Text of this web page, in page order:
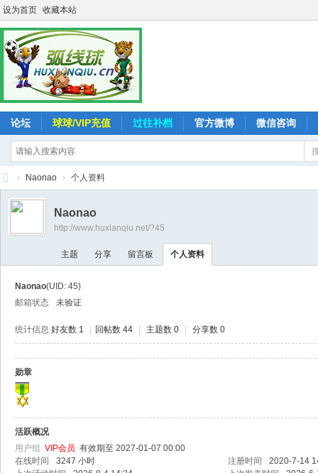
设为首页 收藏本站
论坛 球球/VIP充值 过往补档 官方微博 微信咨询
弧
球
› Naonao › 个人资料
Naonao
http://www.huxianqiu.net/?45
主题 分享 留言板 个人资料
Naonao(UID: 45)
邮箱状态
未验证
统计信息 好友数 1 回帖数 44 主题数 0 分享数 0
勋章
活跃概况
用户组 VIP会员 有效期至 2027-01-07 00:00
在线时间
3247 小时 注册时间
2020-7-14